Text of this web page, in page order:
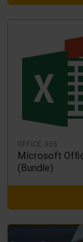
OFFICE 365
Microsoft
(Bundle)